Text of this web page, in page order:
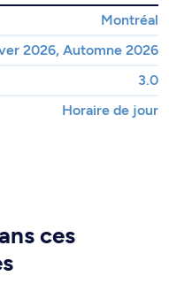
Montréal
2026, Automne 2026
3.0
Horaire de jour
ces